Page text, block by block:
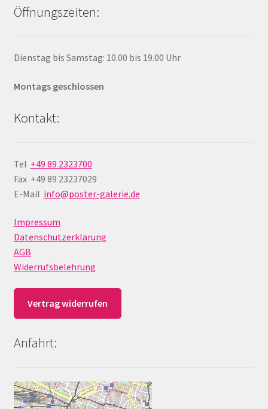
Öffnungszeiten:
Dienstag bis Samstag: 10.00 bis 19.00 Uhr
Montags geschlossen
Kontakt:
Tel +49 89 2323700
Fax +49 89 23237029
E-Mail info@poster-galerie.de
Impressum
Datenschutzerklärung
AGB
Widerrufsbelehrung
Vertrag widerrufen
Anfahrt: